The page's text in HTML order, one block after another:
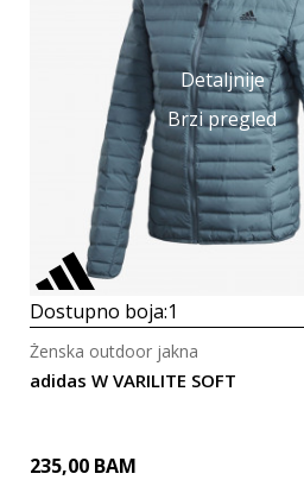
Detaljnije
Brzi pregled
Dostupno boja:1
adidas W VARILITE SOFT
Ženska outdoor jakna
235,00 BAM